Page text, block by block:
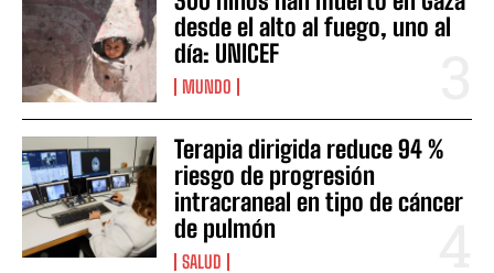
desde el alto al fuego, uno al
día: UNICEF
MUNDO
Terapia dirigida reduce 94 %
riesgo de progresión
intracraneal en tipo de cáncer
de pulmón
SALUD